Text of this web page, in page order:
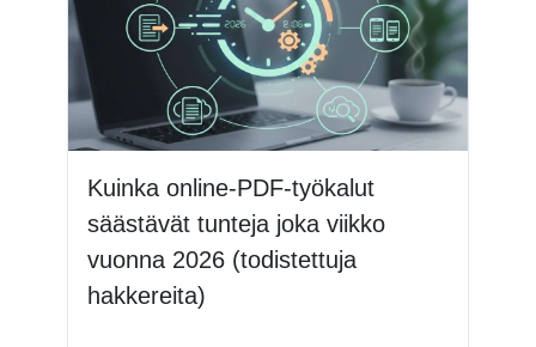
Kuinka online-PDF-työkalut
säästävät tunteja joka viikko
vuonna 2026 (todistettuja
hakkereita)